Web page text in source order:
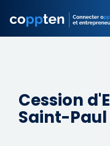
Cession
Saint-Paul